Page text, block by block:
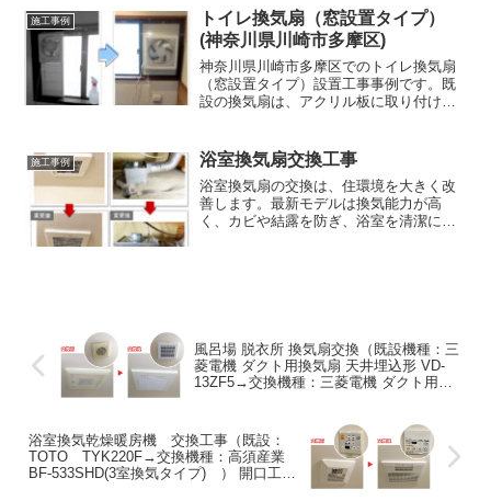
く、部品の供給が終了しているため修理
が難しく、交換をご案内しました。
施工事例
トイレ換気扇（窓設置タイプ）
(神奈川県川崎市多摩区)
神奈川県川崎市多摩区でのトイレ換気扇
（窓設置タイプ）設置工事事例です。既
設の換気扇は、アクリル板に取り付けら
け換気できるようにいたしました。
施工事例 浴室換気扇交換工事
浴室換気扇の交換は、住環境を大きく改
善します。最新モデルは換気能力が高
く、カビや結露を防ぎ、浴室を清潔に保
風呂場 脱衣所 換気扇交換（既設機種：三
菱電機 ダクト用換気扇 天井埋込形 VD-
13ZF5→交換機種：三菱電機 ダクト用換
浴室換気乾燥暖房機 交換工事（既設：
TOTO TYK220F→交換機種：高須産業
BF-533SHD(3室換気タイプ) ） 開口工事